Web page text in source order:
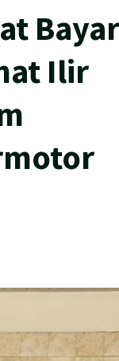
Bayar
Ilir